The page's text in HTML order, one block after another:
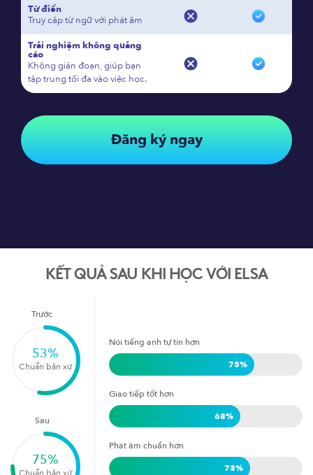
Từ điển
Truy cập từ ngữ với phát âm
Trải nghiệm không quảng
cáo
Không gián đoạn, giúp bạn
tập trung tối đa vào việc học.
Đăng ký ngay
KẾT QUẢ SAU KHI HỌC VỚI ELSA
Trước
53%
Chuẩn bản xứ
Sau
75%
Nói tiếng anh tự tin hơn
75%
Giao tiếp tốt hơn
68%
Phát âm chuẩn hơn
73%